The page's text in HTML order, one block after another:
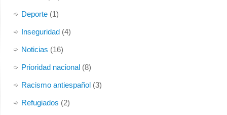
Deporte(1)
Inseguridad(4)
Noticias (16)
Prioridad nacional(8)
Racismo antiespañol(3)
Refugiados (2)